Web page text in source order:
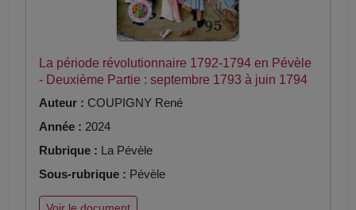
La période révolutionnaire 1792-1794 en Pévèle
- Deuxième Partie : septembre 1793 à juin 1794
Auteur : COUPIGNY René
Année : 2024
Rubrique : La Pévèle
Sous-rubrique : Pévèle